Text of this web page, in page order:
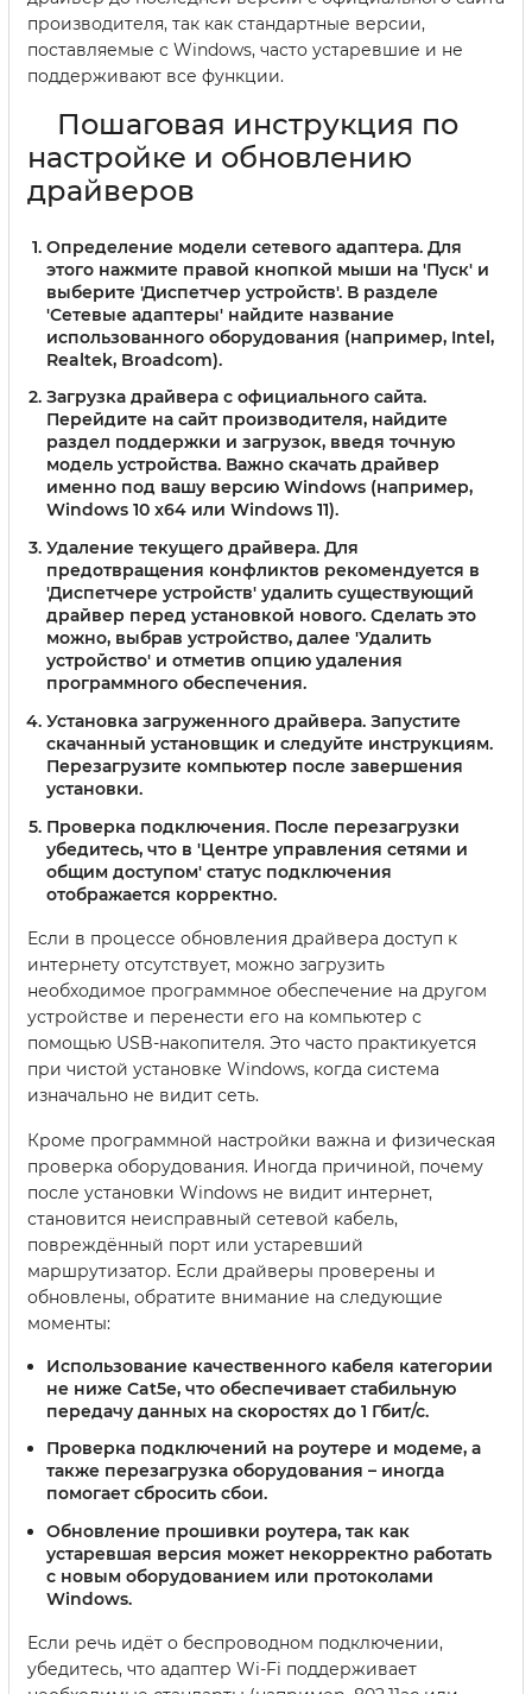
производителя, так как стандартные версии,
поставляемые с Windows, часто устаревшие и не
поддерживают все функции.
Пошаговая инструкция по
настройке и обновлению
драйверов
Определение модели сетевого адаптера. Для
этого нажмите правой кнопкой мыши на 'Пуск' и
выберите 'Диспетчер устройств'. В разделе
'Сетевые адаптеры' найдите название
использованного оборудования (например, Intel,
Realtek, Broadcom).
Загрузка драйвера с официального сайта.
Перейдите на сайт производителя, найдите
раздел поддержки и загрузок, введя точную
модель устройства. Важно скачать драйвер
именно под вашу версию Windows (например,
Windows 10 x64 или Windows 11).
Удаление текущего драйвера. Для
предотвращения конфликтов рекомендуется в
'Диспетчере устройств' удалить существующий
драйвер перед установкой нового. Сделать это
можно, выбрав устройство, далее 'Удалить
устройство' и отметив опцию удаления
программного обеспечения.
Установка загруженного драйвера. Запустите
скачанный установщик и следуйте инструкциям.
Перезагрузите компьютер после завершения
установки.
Проверка подключения. После перезагрузки
убедитесь, что в 'Центре управления сетями и
общим доступом' статус подключения
отображается корректно.
Если в процессе обновления драйвера доступ к
интернету отсутствует, можно загрузить
необходимое программное обеспечение на другом
устройстве и перенести его на компьютер с
помощью USB-накопителя. Это часто практикуется
при чистой установке Windows, когда система
изначально не видит сеть.
Кроме программной настройки важна и физическая
проверка оборудования. Иногда причиной, почему
после установки Windows не видит интернет,
становится неисправный сетевой кабель,
повреждённый порт или устаревший
маршрутизатор. Если драйверы проверены и
обновлены, обратите внимание на следующие
моменты:
Использование качественного кабеля категории
не ниже Cat5e, что обеспечивает стабильную
передачу данных на скоростях до 1 Гбит/с.
Проверка подключений на роутере и модеме, а
также перезагрузка оборудования – иногда
помогает сбросить сбои.
Обновление прошивки роутера, так как
устаревшая версия может некорректно работать
с новым оборудованием или протоколами
Windows.
Если речь идёт о беспроводном подключении,
убедитесь, что адаптер Wi-Fi поддерживает